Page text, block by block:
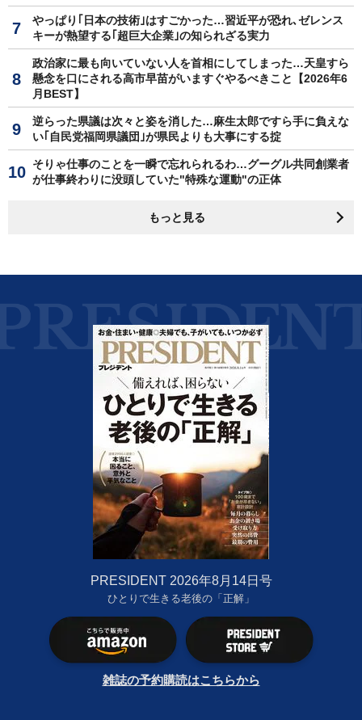
やっぱり｢日本の技術｣はすごかった…習近平が恐れ､ゼレンス
キーが熱望する｢超巨大企業｣の知られざる実力
政治家に最も向いていない人を首相にしてしまった…天皇すら
懸念を口にされる高市早苗がいますぐやるべきこと【2026年6
月BEST】
逆らった県議は次々と姿を消した…麻生太郎ですら手に負えな
い｢自民党福岡県議団｣が県民よりも大事にする掟
そりゃ仕事のことを一瞬で忘れられるわ…グーグル共同創業者
が仕事終わりに没頭していた"特殊な運動"の正体
もっと見る
PRESIDENT 2026年8月14日号
ひとりで生きる老後の「正解」
雑誌の予約購読はこちらから